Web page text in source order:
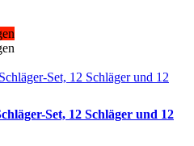
Set, 12 Schläger und 12